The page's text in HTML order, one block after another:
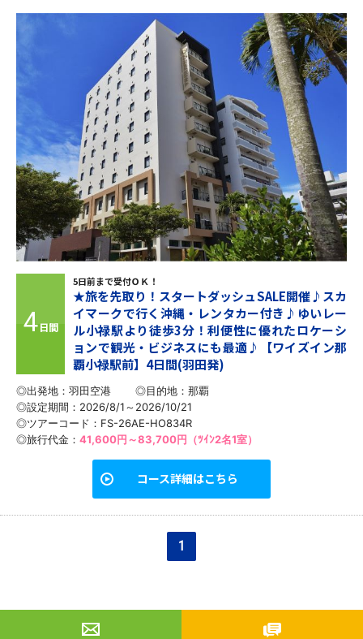
4日間
5日前まで受付ＯＫ！
★旅を先取り！スタートダッシュSALE開催♪スカ
イマークで行く沖縄・レンタカー付き♪ゆいレー
ル小禄駅より徒歩3分！利便性に優れたロケーシ
ョンで観光・ビジネスにも最適♪【ワイズイン那
覇小禄駅前】4日間(羽田発)
◎出発地：羽田空港 ◎目的地： 那覇
◎設定期間：2026/8/1～2026/10/21
◎ツアーコード：FS-26AE-HO834R
◎旅行代金： 41,600円～83,700円（ﾂｲﾝ2名1室）
コース詳細はこちら
1